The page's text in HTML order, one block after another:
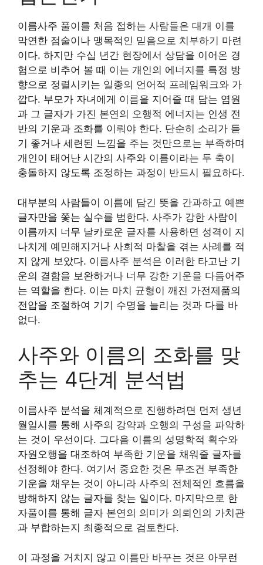
이름사주 풀이를 처음 접하는 사람들은 대개 이를
막연한 점술이나 맹목적인 믿음으로 치부하기 마련
이다. 하지만 수십 년간 현장에서 상담을 이어온 경
험으로 비추어 볼 때 이는 개인의 에너지를 특정 방
향으로 정렬시키는 일종의 언어적 프레임워크와 가
깝다. 부모가 자녀에게 이름을 지어줄 때 담는 염원
과 그 글자가 가진 본연의 오행적 에너지는 인생 전
반의 기운과 조화를 이뤄야 한다. 단순히 소리가 듣
기 좋거나 세련된 느낌을 주는 것만으로는 부족하며
개인이 태어난 시간의 사주와 이름이라는 두 축이
충돌하지 않도록 조정하는 과정이 반드시 필요하다.
대부분의 사람들이 이름에 담긴 뜻을 간과하고 예쁜
글자만을 쫓는 실수를 범한다. 사주가 강한 사람이
이름까지 너무 날카로운 글자를 사용하면 성격이 지
나치게 예민해지거나 사회적 마찰을 겪는 사례를 적
지 않게 보았다. 이름사주 분석은 이러한 타고난 기
운의 결함을 보완하거나 너무 강한 기운을 다듬어주
는 역할을 한다. 이는 마치 균형이 깨진 가전제품의
전압을 조절하여 기기 수명을 늘리는 것과 다를 바
없다.
사주와 이름의 조화를 맞
추는 4단계 분석법
이름사주 분석을 체계적으로 진행하려면 먼저 생년
월일시를 통해 사주의 강약과 오행의 구성을 파악하
는 것이 우선이다. 그다음 이름의 성명학적 획수와
자원오행을 대조하여 부족한 기운을 채워줄 글자를
선정해야 한다. 여기서 중요한 것은 무조건 부족한
기운을 채우는 것이 아니라 사주의 전체적인 흐름을
방해하지 않는 글자를 찾는 일이다. 마지막으로 한
자풀이를 통해 글자 본연의 의미가 의뢰인의 가치관
과 부합하는지 최종적으로 검토한다.
이 과정을 거치지 않고 이름만 바꾸는 것은 아무런